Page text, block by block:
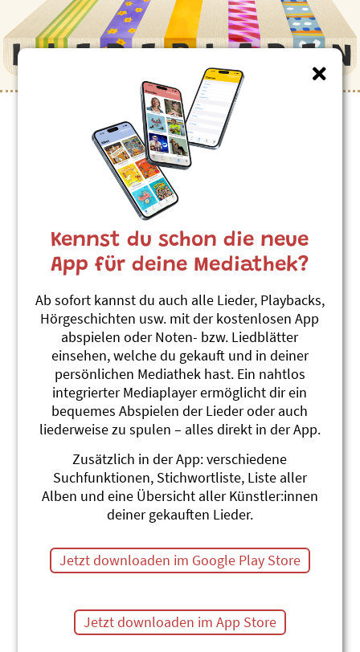
Kinderlieder zum Thema
”Flugzeug”
Über alli Bärge
Roland Zoss
Jimmy Flitz Hits 2
#Fliegen #Flugzeug #Mondflug
Flüg Vogel, Swiss Song
Roland Zoss
Flüg Vogel, Swiss Song (Single)
#Fliegen #Flugzeug #Schweiz
En Düsejet
Andrew Bond
Chrüsimüsi Chräbs
#Flugzeug #Turnen
Ich flüüge mit miim Ruumschiff
Andrew Bond
Tipps für de Gips
#Fliegen #Flugzeug #Träume #Weltraum
Andrew Bond
Reisefieber (hochdeutsch)
Mis Flugzüg
Silberbüx
Kennst du schon die neue
App für deine Mediathek?
Ab sofort kannst du auch alle Lieder, Playbacks,
Hörgeschichten usw. mit der kostenlosen App
abspielen oder Noten- bzw. Liedblätter
einsehen, welche du gekauft und in deiner
persönlichen Mediathek hast. Ein nahtlos
integrierter Mediaplayer ermöglicht dir ein
bequemes Abspielen der Lieder oder auch
liederweise zu spulen – alles direkt in der App.
Zusätzlich in der App: verschiedene
Suchfunktionen, Stichwortliste, Liste aller
Alben und eine Übersicht aller Künstler:innen
deiner gekauften Lieder.
Jetzt downloaden im Google Play Store
Jetzt downloaden im App Store